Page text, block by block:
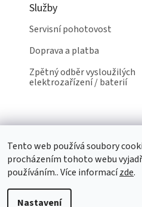
Tento web používá soubory
procházením tohoto webu
používáním.. Více informacízde.
Nastavení
Služby
Servisní pohotovost
Doprava a platba
Zpětný odběr vysloužilých
elektrozařízení / baterií